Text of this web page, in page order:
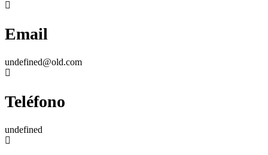
Email
undefined@old.com
Teléfono
undefined